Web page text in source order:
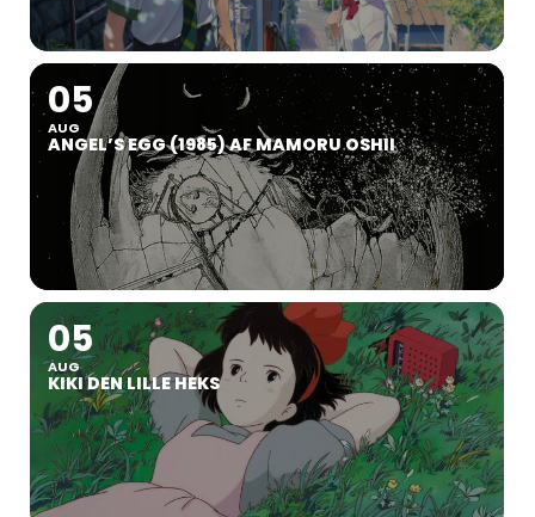
05
AUG
ANGEL’S EGG (1985) AF MAMORU OSHII
05
AUG
KIKI DEN LILLE HEKS